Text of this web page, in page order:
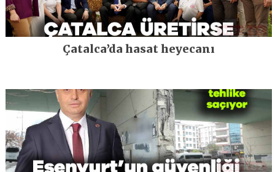
Çatalca’da hasat heyecanı